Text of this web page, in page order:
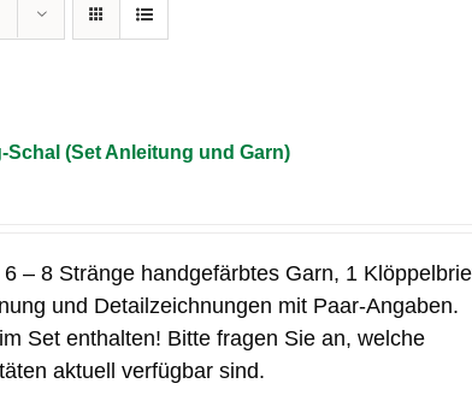
(Set Anleitung und Garn)
– 8 Stränge handgefärbtes Garn, 1
und Detailzeichnungen mit Paar-Angaben.
im Set enthalten! Bitte fragen Sie an, welche
aktuell verfügbar sind.